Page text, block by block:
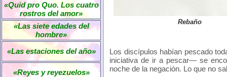
«Quid pro Quo. Los cuatro
rostros del amor»
«Las siete edades del
hombre»
«Las estaciones del año»
«Reyes y reyezuelos»
Rebaño
Los discípulos habían pescado
iniciativa de ir a pescar— se
noche de la negación. Lo que no